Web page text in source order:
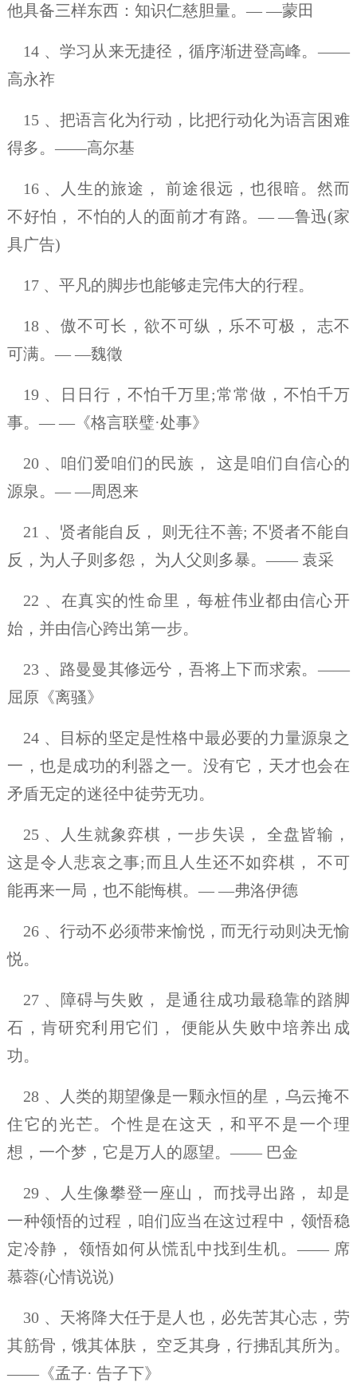
他具备三样东西：知识仁慈胆量。— —蒙田
14 、学习从来无捷径，循序渐进登高峰。——
高永祚
15 、把语言化为行动，比把行动化为语言困难
得多。——高尔基
16 、人生的旅途， 前途很远，也很暗。然而
不好怕， 不怕的人的面前才有路。— —鲁迅(家
具广告)
17 、平凡的脚步也能够走完伟大的行程。
18 、傲不可长，欲不可纵，乐不可极， 志不
可满。— —魏徵
19 、日日行，不怕千万里;常常做，不怕千万
事。— —《格言联璧·处事》
20 、咱们爱咱们的民族， 这是咱们自信心的
源泉。— —周恩来
21 、贤者能自反， 则无往不善; 不贤者不能自
反，为人子则多怨， 为人父则多暴。—— 袁采
22 、在真实的性命里，每桩伟业都由信心开
始，并由信心跨出第一步。
23 、路曼曼其修远兮，吾将上下而求索。——
屈原《离骚》
24 、目标的坚定是性格中最必要的力量源泉之
一，也是成功的利器之一。没有它，天才也会在
矛盾无定的迷径中徒劳无功。
25 、人生就象弈棋，一步失误， 全盘皆输，
这是令人悲哀之事;而且人生还不如弈棋， 不可
能再来一局，也不能悔棋。— —弗洛伊德
26 、行动不必须带来愉悦，而无行动则决无愉
悦。
27 、障碍与失败， 是通往成功最稳靠的踏脚
石，肯研究利用它们， 便能从失败中培养出成
功。
28 、人类的期望像是一颗永恒的星，乌云掩不
住它的光芒。个性是在这天，和平不是一个理
想，一个梦，它是万人的愿望。—— 巴金
29 、人生像攀登一座山， 而找寻出路， 却是
一种领悟的过程，咱们应当在这过程中，领悟稳
定冷静， 领悟如何从慌乱中找到生机。—— 席
慕蓉(心情说说)
30 、天将降大任于是人也，必先苦其心志，劳
其筋骨，饿其体肤， 空乏其身，行拂乱其所为。
——《孟子· 告子下》